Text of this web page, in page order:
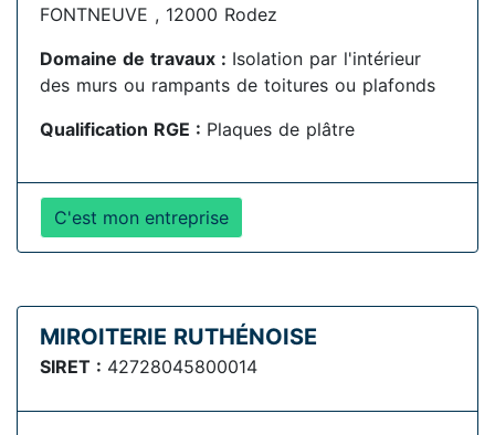
FONTNEUVE , 12000 Rodez
Domaine de travaux : Isolation par l'intérieur
des murs ou rampants de toitures ou plafonds
Qualification RGE : Plaques de plâtre
C'est mon entreprise
MIROITERIE RUTHÉNOISE
SIRET : 42728045800014